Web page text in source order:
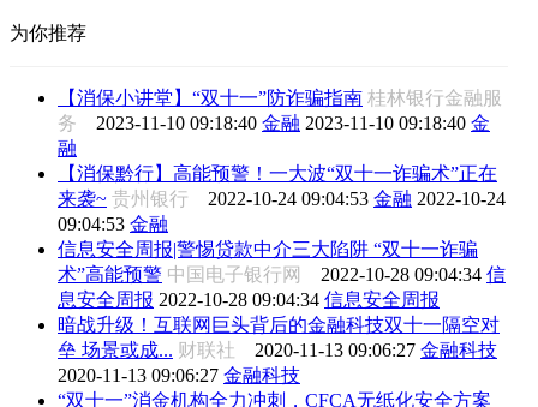
为你推荐
【消保小讲堂】“双十一”防诈骗指南 桂林银行金融服
务 2023-11-10 09:18:40 金融 2023-11-10 09:18:40 金
融
【消保黔行】高能预警！一大波“双十一诈骗术”正在
来袭~ 贵州银行 2022-10-24 09:04:53 金融 2022-10-24
09:04:53 金融
信息安全周报|警惕贷款中介三大陷阱 “双十一诈骗
术”高能预警 中国电子银行网 2022-10-28 09:04:34 信
息安全周报 2022-10-28 09:04:34 信息安全周报
暗战升级！互联网巨头背后的金融科技双十一隔空对
垒 场景或成... 财联社 2020-11-13 09:06:27 金融科技
2020-11-13 09:06:27 金融科技
“双十一”消金机构全力冲刺，CFCA无纸化安全方案